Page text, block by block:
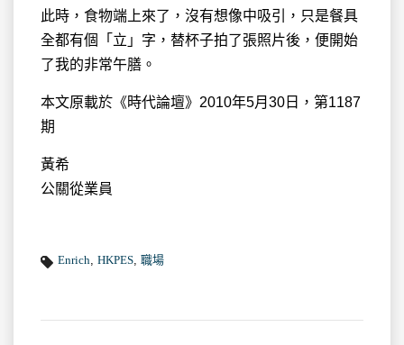
此時，食物端上來了，沒有想像中吸引，只是餐具
全都有個「立」字，替杯子拍了張照片後，便開始
了我的非常午膳。
本文原載於《時代論壇》2010年5月30日，第1187
期
黃希
公關從業員
Enrich HKPES 職場